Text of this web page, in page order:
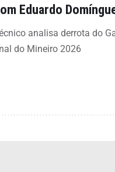
Eduardo
analisa derrota do
do Mineiro 2026